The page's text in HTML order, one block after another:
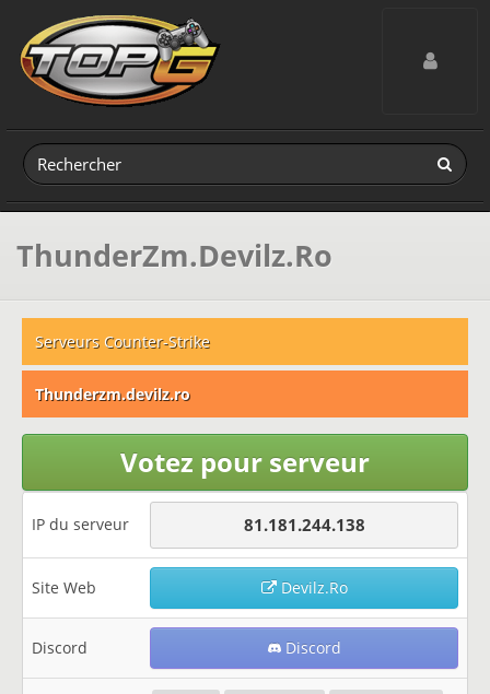
Toggle
ThunderZm.Devilz.Ro
Serveurs Counter-Strike
Thunderzm.devilz.ro
Votez pour serveur
IP du serveur 81.181.244.138
Site Web Devilz.Ro
Discord Discord